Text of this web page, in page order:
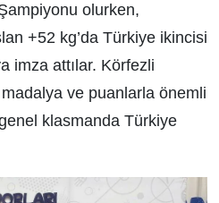
olurken,
+52 kg’da Türkiye ikincisi
imza attılar. Körfezli
madalya ve puanlarla önemli
klasmanda Türkiye